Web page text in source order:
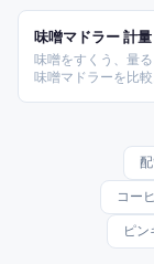
ランドを中心に、
セットまで多彩な型
味噌マドラー 計
味噌をすくう、量
味噌マドラーを比
コー
ピ